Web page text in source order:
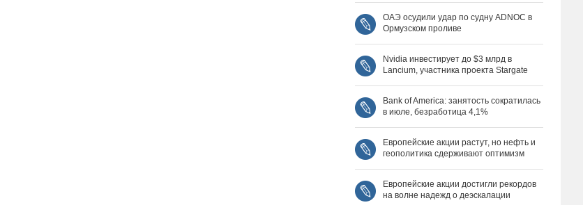
ОАЭ осудили удар по судну ADNOC в
Ормузском проливе
Nvidia инвестирует до $3 млрд в
Lancium, участника проекта Stargate
Bank of America: занятость сократилась
в июле, безработица 4,1%
Европейские акции растут, но нефть и
геополитика сдерживают оптимизм
Европейские акции достигли рекордов
на волне надежд о деэскалации